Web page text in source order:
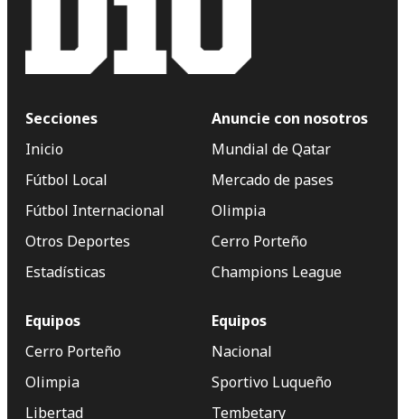
Secciones
Inicio
Fútbol Local
Fútbol Internacional
Otros Deportes
Estadísticas
Anuncie con nosotros
Mundial de Qatar
Mercado de pases
Olimpia
Cerro Porteño
Champions League
Equipos
Cerro Porteño
Olimpia
Libertad
Equipos
Nacional
Sportivo Luqueño
Tembetary